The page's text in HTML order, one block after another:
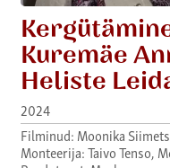
Kuremäe
Heliste
2024
Filminud: Moonika
Monteerija: Taivo Tenso,